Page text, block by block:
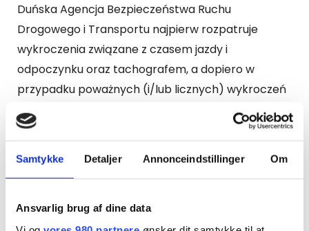
Samtykke Detaljer Annonceindstillinger Om
Ansvarlig brug af dine data
Duńska Agencja Bezpieczeństwa Ruchu
Drogowego i Transportu najpierw rozpatruje
wykroczenia związane z czasem jazdy i
odpoczynku oraz tachografem, a dopiero w
przypadku poważnych (i/lub licznych) wykroczeń
rozpatruje dyrektywę dotyczącą pracowników
mobilnych.
Grzywny za wykroczenia związane z
prowadzeniem pojazdu i odpoczynkiem
Grzywny za wykroczenia związane z